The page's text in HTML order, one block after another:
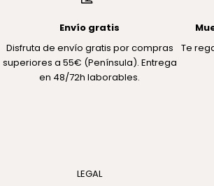
Envío gratis
Disfruta de envío gratis por compras
superiores a 55€ (Península). Entrega
en 48/72h laborables.
Te
LEGAL